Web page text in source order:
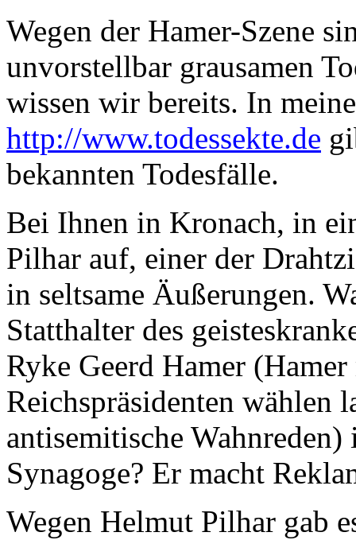
Wegen der Hamer-Szene
unvorstellbar grausamen
wissen wir bereits. In
http://www.todessekte.de
bekannten Todesfälle.
Bei Ihnen in Kronach, in
Pilhar auf, einer der
in seltsame Äußerungen.
Statthalter des
Ryke Geerd Hamer
Reichspräsidenten wählen
antisemitische
Synagoge? Er macht
Wegen Helmut Pilhar gab